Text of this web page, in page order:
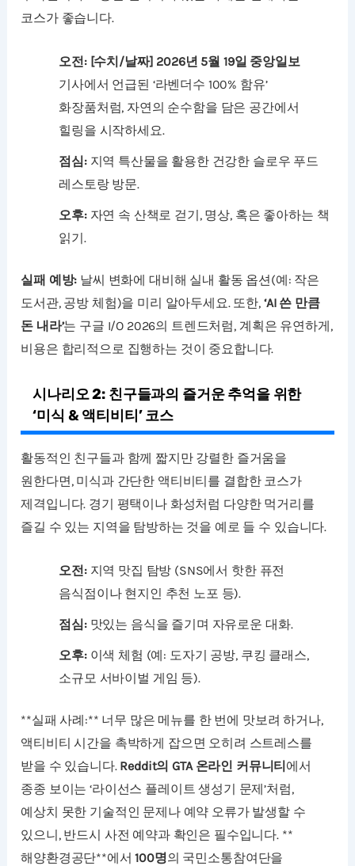
코스가 좋습니다.
오전: [수치/날짜] 2026년 5월 19일 중앙일보
기사에서 언급된 ‘라벤더수 100% 함유’
화장품처럼, 자연의 순수함을 담은 공간에서
힐링을 시작하세요.
점심:지역 특산물을 활용한 건강한 슬로우 푸드
레스토랑 방문.
오후:자연 속 산책로 걷기, 명상, 혹은 좋아하는 책
읽기.
실패 예방: 날씨 변화에 대비해 실내 활동 옵션(예: 작은
도서관, 공방 체험)을 미리 알아두세요. 또한, ‘AI 쓴 만큼
돈 내라’는 구글 I/O 2026의 트렌드처럼, 계획은 유연하게,
비용은 합리적으로 집행하는 것이 중요합니다.
시나리오 2: 친구들과의 즐거운 추억을 위한
‘미식 & 액티비티’ 코스
활동적인 친구들과 함께 짧지만 강렬한 즐거움을
원한다면, 미식과 간단한 액티비티를 결합한 코스가
제격입니다. 경기 평택이나 화성처럼 다양한 먹거리를
즐길 수 있는 지역을 탐방하는 것을 예로 들 수 있습니다.
오전:지역 맛집 탐방 (SNS에서 핫한 퓨전
음식점이나 현지인 추천 노포 등).
점심:맛있는 음식을 즐기며 자유로운 대화.
오후:이색 체험 (예: 도자기 공방, 쿠킹 클래스,
소규모 서바이벌 게임 등).
**실패 사례:** 너무 많은 메뉴를 한 번에 맛보려 하거나,
액티비티 시간을 촉박하게 잡으면 오히려 스트레스를
받을 수 있습니다. Reddit의 GTA 온라인 커뮤니티에서
종종 보이는 ‘라이선스 플레이트 생성기 문제’처럼,
예상치 못한 기술적인 문제나 예약 오류가 발생할 수
있으니, 반드시 사전 예약과 확인은 필수입니다. **
해양환경공단**에서100명의 국민소통참여단을